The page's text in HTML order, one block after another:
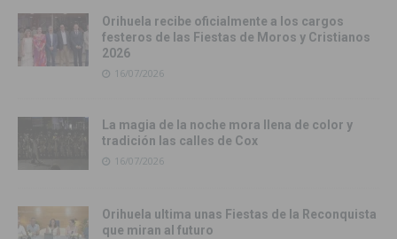
Orihuela recibe oficialmente a los cargos
festeros de las Fiestas de Moros y Cristianos
2026
16/07/2026
La magia de la noche mora llena de color y
tradición las calles de Cox
16/07/2026
Orihuela ultima unas Fiestas de la Reconquista
que miran al futuro